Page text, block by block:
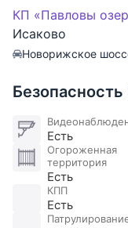
На участке
установлена
полив. Отдельно
стоящая
Планировка дома:
1 этаж: холл,
спальня,
2 этаж: холл,
гардеробной и
спальни, санузел.
КП «Павловы
Исаково
Новорижское
Есть
Огороженная
территория
Есть
КПП
Есть